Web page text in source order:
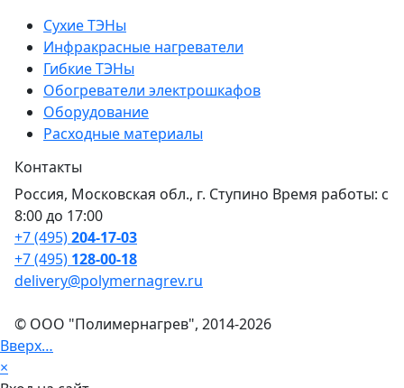
Сухие ТЭНы
Инфракрасные нагреватели
Гибкие ТЭНы
Обогреватели электрошкафов
Оборудование
Расходные материалы
Контакты
Россия, Московская обл., г. Ступино Время работы: с
8:00 до 17:00
+7 (495)204-17-03
+7 (495) 128-00-18
delivery@polymernagrev.ru
© ООО "Полимернагрев", 2014-2026
Вверх…
×